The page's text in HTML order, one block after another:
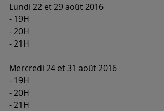
Lundi 22 et 29 août 2016
- 19H
- 20H
- 21H
Mercredi 24 et 31 août 2016
- 19H
- 20H
- 21H